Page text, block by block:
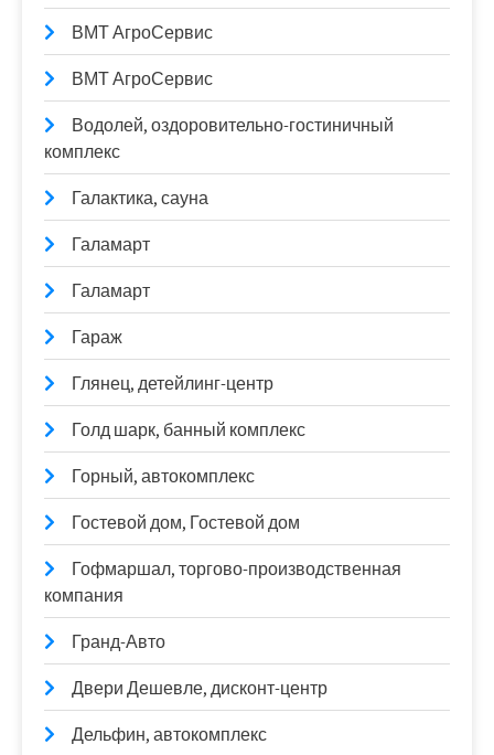
ВМТ АгроСервис
ВМТ АгроСервис
Водолей, оздоровительно-гостиничный
комплекс
Галактика, сауна
Галамарт
Галамарт
Гараж
Глянец, детейлинг-центр
Голд шарк, банный комплекс
Горный, автокомплекс
Гостевой дом, Гостевой дом
Гофмаршал, торгово-производственная
компания
Гранд-Авто
Двери Дешевле, дисконт-центр
Дельфин, автокомплекс